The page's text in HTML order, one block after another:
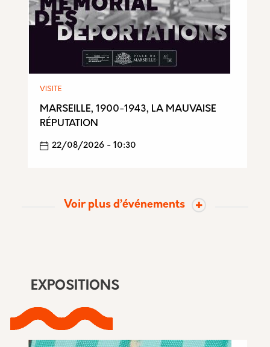
VISITE
MARSEILLE, 1900-1943, LA MAUVAISE
RÉPUTATION
22/08/2026 - 10:30
Voir plus d’événements
EXPOSITIONS